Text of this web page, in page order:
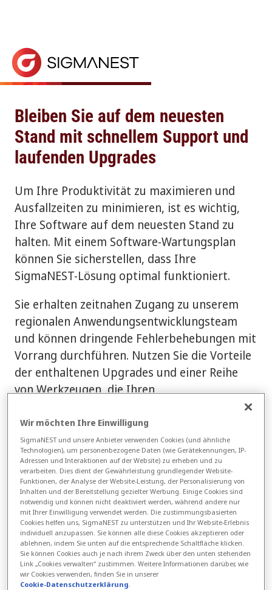
Startseite> Software-Wartungsplan
Ein Software-Wartungsplan für SigmaNEST
Software-Wartungsplan
Bleiben Sie auf dem neuesten
Stand mit schnellem Support und
laufenden Upgrades
Um Ihre Produktivität zu maximieren und
Ausfallzeiten zu minimieren, ist es wichtig,
Ihre Software auf dem neuesten Stand zu
halten. Mit einem Software-Wartungsplan
können Sie sicherstellen, dass Ihre
SigmaNEST-Lösung optimal funktioniert.
Sie erhalten zeitnahen Zugang zu unserem
regionalen Anwendungsentwicklungsteam
und können dringende Fehlerbehebungen mit
Vorrang durchführen. Nutzen Sie die Vorteile
der enthaltenen Upgrades und einer Reihe
von Werkzeugen, die Ihren
Wettbewerbsvorteil stärken. Über das Portal
können Sie die Software selbst
herunterladen. Optional bieten wir Ihnen
gegen eine zusätzliche Gebühr Unterstützung
bei der Installation und Konfiguration an.
Laden Sie das Datenblatt herunter
Ihr Online-Werkzeugkasten:
connect.sigmanest.com
Wir möchten Ihre Einwilligung
SigmaNEST und unsere Anbieter verwenden Cookies (und ähnliche
Technologien), um personenbezogene Daten (wie Gerätekennungen, IP-
Adressen und Interaktionen auf der Website) zu erheben und zu
verarbeiten. Dies dient der Gewährleistung grundlegender Website-
Funktionen, der Analyse der Website-Leistung, der Personalisierung von
Inhalten und der Bereitstellung gezielter Werbung. Einige Cookies sind
notwendig und können nicht deaktiviert werden, während andere nur
mit Ihrer Einwilligung verwendet werden. Die zustimmungsbasierten
Cookies helfen uns, SigmaNEST zu unterstützen und Ihr Website-Erlebnis
individuell anzupassen. Sie können alle diese Cookies akzeptieren oder
ablehnen, indem Sie unten auf die entsprechende Schaltfläche klicken.
Sie können Cookies auch je nach ihrem Zweck über den unten stehenden
Link „Cookies verwalten“ zustimmen. Weitere Informationen darüber, wie
wir Cookies verwenden, finden Sie in unserer
Cookie-Datenschutzerklärung.